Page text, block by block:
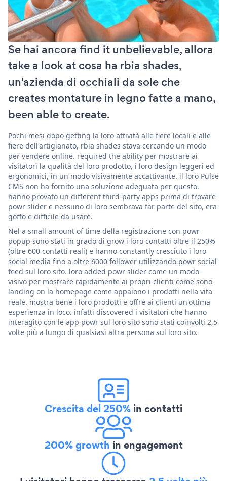
Se hai ancora find it unbelievable, allora
take a look at cosa ha rbia shades,
un'azienda di occhiali da sole che
creates montature in legno fatte a mano,
been able to create.
Pochi mesi dopo getting la loro attività alle fiere locali e alle
fiere dell'artigianato, rbia shades stava cercando un modo
per vendere online. required the ability per mostrare ai
visitatori la qualità del loro prodotto, i loro design leggeri ed
ergonomici, in un modo visivamente accattivante. il loro Pulse
CMS non ha fornito una soluzione adeguata per questo.
hanno provato un different third-party apps prima di trovare
powr slider e nessuno di loro sembrava far parte del sito, era
goffo e difficile da usare.
Nel a small amount of time della registrazione con powr
popup sono stati in grado di grow i loro contatti oltre il 250%
(oltre 600 contatti reali) e hanno constantly cresciuto i loro
social media fino a oltre 6000 follower utilizzando powr social
feed sul loro sito. loro added powr slider come un modo
visivo per mostrare rapidamente ai propri clienti come sono
landing on la homepage come appaiono i prodotti nella vita
reale. mostra bene i loro prodotti e offre ai clienti un'ottima
esperienza in loco. infatti discovered i visitatori che hanno
interagito con le app powr sul loro sito sono stati coinvolti 2,5
volte più a lungo di qualsiasi altra persona sul loro sito.
Crescita del 250% in contatti
200% growth in engagement